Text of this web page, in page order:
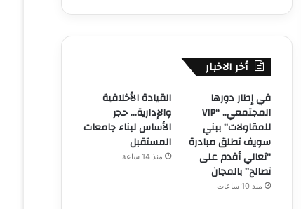
أخر الاخبار
في إطار دورها
المجتمعي.. “VIP
للمقاولات” ببني
سويف تطلق مبادرة
“تعالي أقدم على
تصالح” بالمجان
منذ 10 ساعات
القيادة الأخلاقية
والإدارية… حجر
الأساس لبناء جامعات
المستقبل
منذ 14 ساعة